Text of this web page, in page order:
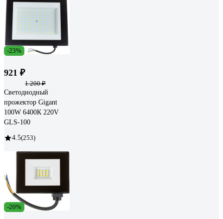
-23%
921 ₽
1 200 ₽
Светодиодный
прожектор Gigant
100W 6400К 220V
GLS-100
4.5(253)
-20%